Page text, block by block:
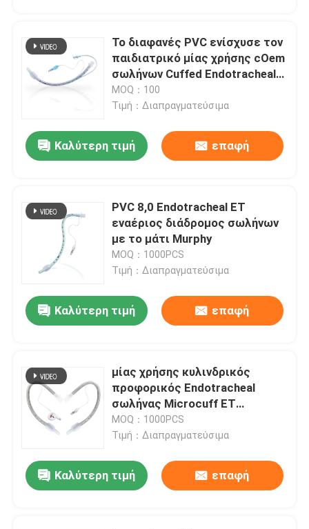
Το διαφανές PVC ενίσχυσε τον
παιδιατρικό μίας χρήσης cOem
σωλήνων Cuffed Endotracheal
ETT
MOQ：100
Τιμή：Διαπραγματεύσιμα
Καλύτερη τιμή επαφή
PVC 8,0 Endotracheal ET
εναέριος διάδρομος σωλήνων
με το μάτι Murphy
MOQ：1000PCS
Τιμή：Διαπραγματεύσιμα
Καλύτερη τιμή επαφή
μίας χρήσης κυλινδρικός
προφορικός Endotracheal
σωλήνας Microcuff ET
σωλήνας
MOQ：1000PCS
Τιμή：Διαπραγματεύσιμα
Καλύτερη τιμή επαφή